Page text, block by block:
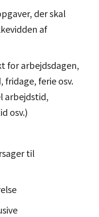
der skal
af
for arbejdsdagen,
fridage, ferie osv.
arbejdstid,
osv.)
til